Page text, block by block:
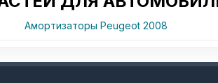
Амортизаторы Peugeot 2008